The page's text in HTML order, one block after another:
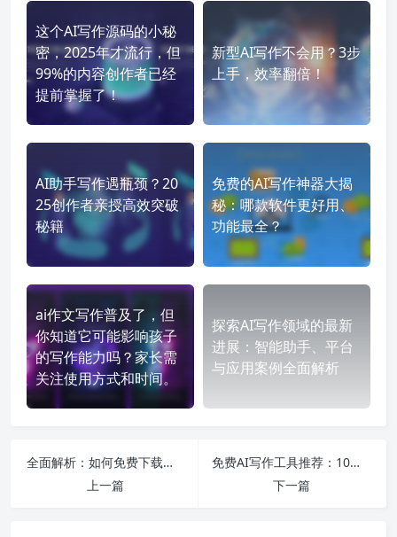
这个AI写作源码的小秘
密，2025年才流行，但
99%的内容创作者已经
提前掌握了！
新型AI写作不会用？3步
上手，效率翻倍！
AI助手写作遇瓶颈？20
25创作者亲授高效突破
秘籍
免费的AI写作神器大揭
秘：哪款软件更好用、
功能最全？
ai作文写作普及了，但
你知道它可能影响孩子
的写作能力吗？家长需
关注使用方式和时间。
探索AI写作领域的最新
进展：智能助手、平台
与应用案例全面解析
全面解析：如何免费下载与安装CS1.6中文版以及最新的ChatGPT中文版使用攻略
上一篇
免费AI写作工具推荐：10款智能生成器，助你轻松撰写高质量文章
下一篇